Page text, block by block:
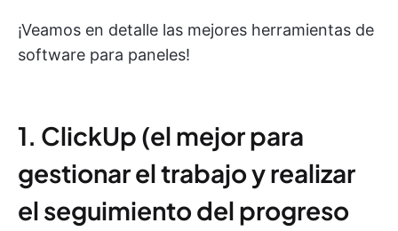
¡Veamos en detalle las mejores herramientas de
software para paneles!
1. ClickUp (el mejor para
gestionar el trabajo y realizar
el seguimiento del progreso